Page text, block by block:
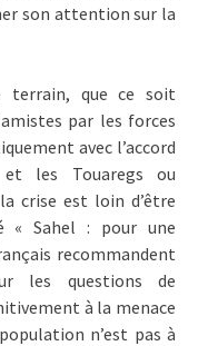
son attention sur la
terrain, que ce soit
par les forces
avec l’accord
et les Touaregs ou
crise est loin d’être
« Sahel : pour une
recommandent
les questions de
à la menace
n’est pas à